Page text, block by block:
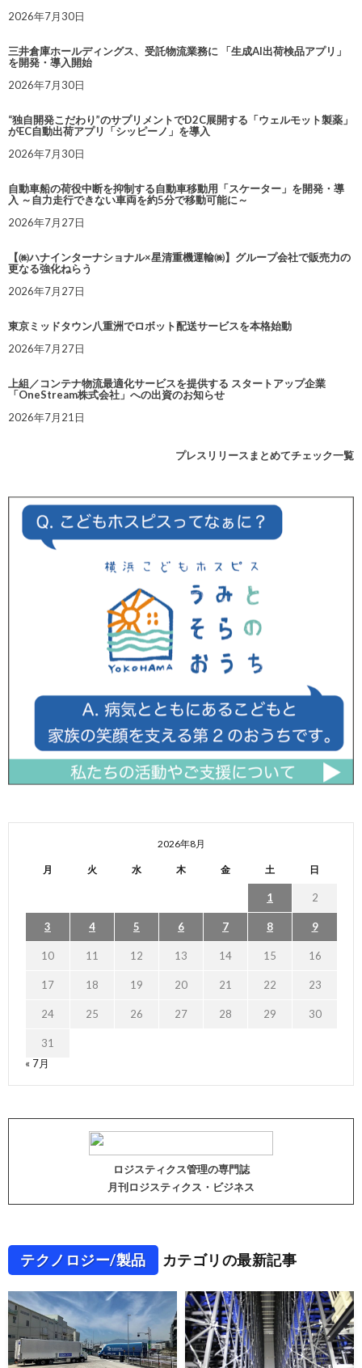
2026年7月30日
三井倉庫ホールディングス、受託物流業務に 「生成AI出荷検品アプリ」
を開発・導入開始
2026年7月30日
“独自開発こだわり”のサプリメントでD2C展開する「ウェルモット製薬」
がEC自動出荷アプリ「シッピーノ」を導入
2026年7月30日
自動車船の荷役中断を抑制する自動車移動用「スケーター」を開発・導
入 ～自力走行できない車両を約5分で移動可能に～
2026年7月27日
【㈱ハナインターナショナル×星清重機運輸㈱】グループ会社で販売力の
更なる強化ねらう
2026年7月27日
東京ミッドタウン八重洲でロボット配送サービスを本格始動
2026年7月27日
上組／コンテナ物流最適化サービスを提供する スタートアップ企業
「OneStream株式会社」への出資のお知らせ
2026年7月21日
プレスリリースまとめてチェック一覧
2026年8月
月 火 水 木 金 土 日
1 2
3 4 5 6 7 8 9
10 11 12 13 14 15 16
17 18 19 20 21 22 23
24 25 26 27 28 29 30
31
« 7月
ロジスティクス管理の専門誌
月刊ロジスティクス・ビジネス
テクノロジー/製品 カテゴリの最新記事